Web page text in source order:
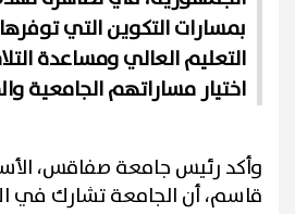
بمسارات التكوين التي
التعليم العالي ومساعدة
اختيار مساراتهم الجامعية
وأكد رئيس جامعة صفاقس،
قاسم، أن الجامعة تشارك في